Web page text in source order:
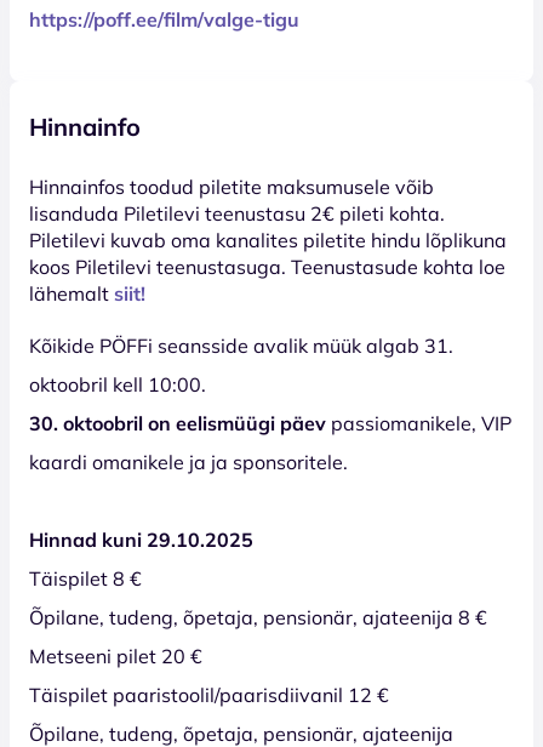
https://poff.ee/film/valge-tigu
Hinnainfo
Hinnainfos toodud piletite maksumusele võib
lisanduda Piletilevi teenustasu 2€ pileti kohta.
Piletilevi kuvab oma kanalites piletite hindu lõplikuna
koos Piletilevi teenustasuga. Teenustasude kohta loe
lähemalt siit!
Kõikide PÖFFi seansside avalik müük algab 31.
oktoobril kell 10:00.
30. oktoobril on eelismüügi päev passiomanikele, VIP
kaardi omanikele ja ja sponsoritele.
Hinnad kuni 29.10.2025
Täispilet 8 €
Õpilane, tudeng, õpetaja, pensionär, ajateenija 8 €
Metseeni pilet 20 €
Täispilet paaristoolil/paarisdiivanil 12 €
Õpilane, tudeng, õpetaja, pensionär, ajateenija